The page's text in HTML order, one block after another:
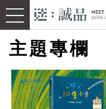
主題專欄